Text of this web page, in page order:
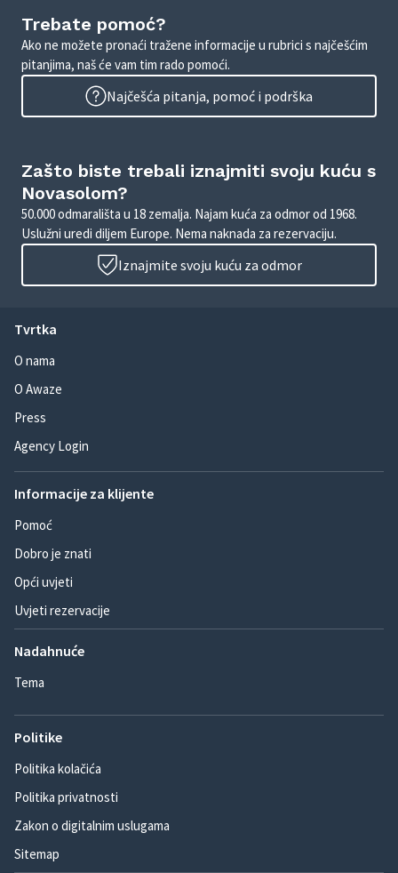
Trebate pomoć?
Ako ne možete pronaći tražene informacije u rubrici s najčešćim
pitanjima, naš će vam tim rado pomoći.
Najčešća pitanja, pomoć i podrška
Zašto biste trebali iznajmiti svoju kuću s
Novasolom?
50.000 odmarališta u 18 zemalja. Najam kuća za odmor od 1968.
Uslužni uredi diljem Europe. Nema naknada za rezervaciju.
Iznajmite svoju kuću za odmor
Tvrtka
O nama
O Awaze
Press
Agency Login
Informacije za klijente
Pomoć
Dobro je znati
Opći uvjeti
Uvjeti rezervacije
Nadahnuće
Tema
Politike
Politika kolačića
Politika privatnosti
Zakon o digitalnim uslugama
Sitemap